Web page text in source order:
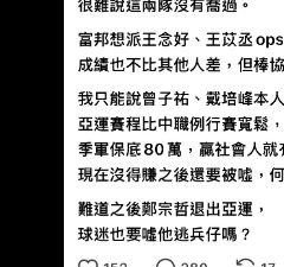
兩個沒列管的主力還
任」 ----- Sent from